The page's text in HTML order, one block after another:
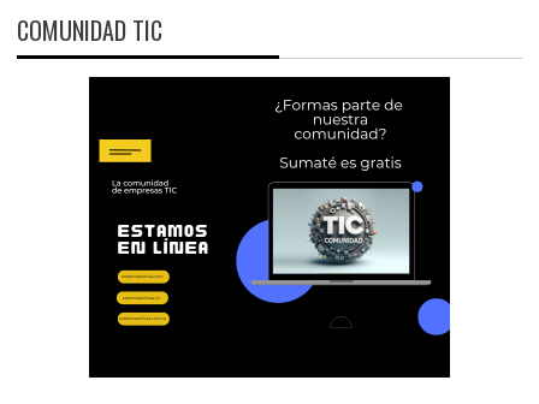
COMUNIDAD TIC